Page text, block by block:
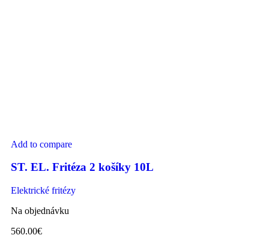
Add to compare
ST. EL. Fritéza 2 košíky 10L
Elektrické fritézy
Na objednávku
560.00€